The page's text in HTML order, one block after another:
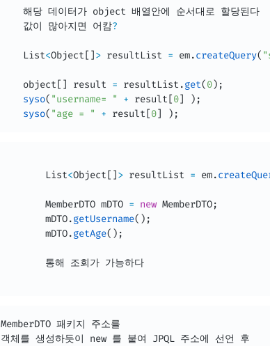
    해당 데이터가 object 배열안에 순서대로 할당된다
    값이 많아지면 어캄
?
List<Object [ ] > resultList = em.createQuery(
    object
[ ] result = resultList .get(0) ;
syso( "username= " + result [0] ) ;
syso( "age = " + result [0] ) ;
List<Object [ ] > resultList = em.
MemberDTO mDTO = new MemberDTO;
        mDTO
.getUsername( ) ;
        mDTO
.getAge( ) ;
        통해 조회가 가능하다
MemberDTO 패키지 주소를
객체를 생성하듯이 new 를 붙여 JPQL 주소에 선언 후